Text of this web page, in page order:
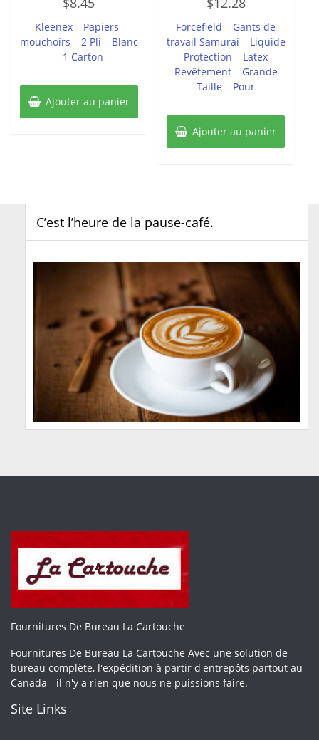
sur
Kleenex – Papiers-
mouchoirs – 2 Pli – Blanc
– 1 Carton
Ajouter au panier
0
sur
Forcefield – Gants de
travail Samurai – Liquide
Protection – Latex
Revêtement – Grande
Taille – Pour
Ajouter au panier
C’est l’heure de la pause-café.
Fournitures De Bureau La Cartouche
Fournitures De Bureau La Cartouche Avec une solution de
bureau complète, l'expédition à partir d'entrepôts partout au
Canada - il n'y a rien que nous ne puissions faire.
Site Links